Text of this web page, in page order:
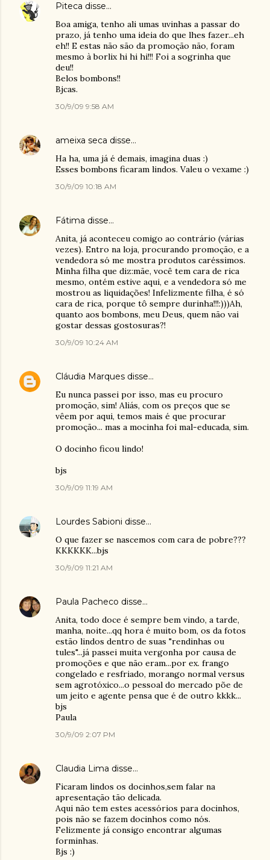
Piteca disse…
Boa amiga, tenho ali umas uvinhas a passar do
prazo, já tenho uma ideia do que lhes fazer...eh
eh!! E estas não são da promoção não, foram
mesmo à borlix hi hi hi!!! Foi a sogrinha que
deu!!
Belos bombons!!
Bjcas.
30/9/09 9:58 AM
ameixa seca disse…
Ha ha, uma já é demais, imagina duas :)
Esses bombons ficaram lindos. Valeu o vexame :)
30/9/09 10:18 AM
Fátima disse…
Anita, já aconteceu comigo ao contrário (várias
vezes). Entro na loja, procurando promoção, e a
vendedora só me mostra produtos caréssimos.
Minha filha que diz:mãe, você tem cara de rica
mesmo, ontém estive aqui, e a vendedora só me
mostrou as liquidações! Infelizmente filha, é só
cara de rica, porque tô sempre durinha!!!:)))Ah,
quanto aos bombons, meu Deus, quem não vai
gostar dessas gostosuras?!
30/9/09 10:24 AM
Cláudia Marques disse…
Eu nunca passei por isso, mas eu procuro
promoção, sim! Aliás, com os preços que se
vêem por aqui, temos mais é que procurar
promoção... mas a mocinha foi mal-educada, sim.
O docinho ficou lindo!
bjs
30/9/09 11:19 AM
Lourdes Sabioni disse…
O que fazer se nascemos com cara de pobre???
KKKKKK...bjs
30/9/09 11:21 AM
Paula Pacheco disse…
Anita, todo doce é sempre bem vindo, a tarde,
manha, noite...qq hora é muito bom, os da fotos
estão lindos dentro de suas "rendinhas ou
tules"...já passei muita vergonha por causa de
promoções e que não eram...por ex. frango
congelado e resfriado, morango normal versus
sem agrotóxico...o pessoal do mercado põe de
um jeito e agente pensa que é de outro kkkk...
bjs
Paula
30/9/09 2:07 PM
Claudia Lima disse…
Ficaram lindos os docinhos,sem falar na
apresentação tão delicada.
Aqui não tem estes acessórios para docinhos,
pois não se fazem docinhos como nós.
Felizmente já consigo encontrar algumas
forminhas.
Bjs :)